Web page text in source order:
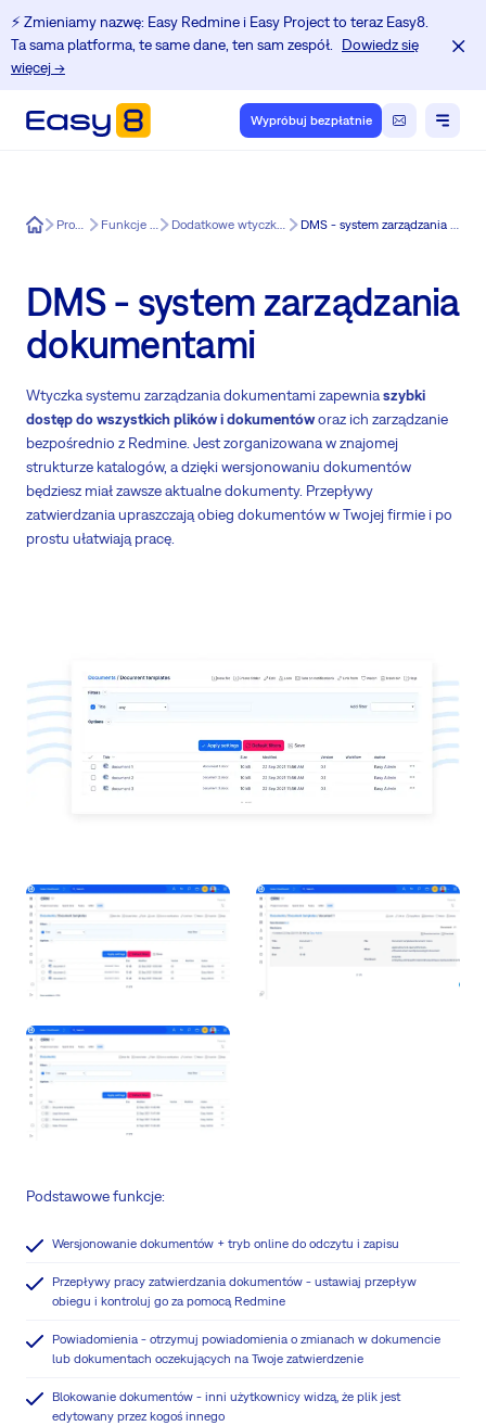
⚡️ Zmieniamy nazwę: Easy Redmine i Easy Project to teraz Easy8.
Ta sama platforma, te same dane, ten sam zespół.
Dowiedz się
więcej →
Wypróbuj bezpłatnie
Easy8 Produkt Funkcje Easy8 Dodatkowe wtyczki dla Easy8 DMS - system zarządzania dokumentami
DMS - system zarządzania
dokumentami
Wtyczka systemu zarządzania dokumentami zapewniaszybki
dostęp do wszystkich plików i dokumentóworaz ich zarządzanie
bezpośrednio z Redmine. Jest zorganizowana w znajomej
strukturze katalogów, a dzięki wersjonowaniu dokumentów
będziesz miał zawsze aktualne dokumenty. Przepływy
zatwierdzania upraszczają obieg dokumentów w Twojej firmie i po
prostu ułatwiają pracę.
Podstawowe funkcje:
Wersjonowanie dokumentów + tryb online do odczytu i zapisu
Przepływy pracy zatwierdzania dokumentów - ustawiaj przepływ
obiegu i kontroluj go za pomocą Redmine
Powiadomienia - otrzymuj powiadomienia o zmianach w dokumencie
lub dokumentach oczekujących na Twoje zatwierdzenie
Blokowanie dokumentów - inni użytkownicy widzą, że plik jest
edytowany przez kogoś innego